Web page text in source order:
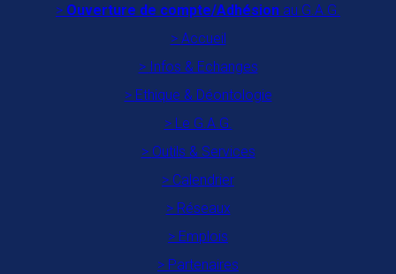
Ouverture de compte/Adhésion au G.A.G.
Accueil
Infos & Echanges
Ethique & Déontologie
Le G.A.G.
Outils & Services
Calendrier
Réseaux
Emplois
Partenaires